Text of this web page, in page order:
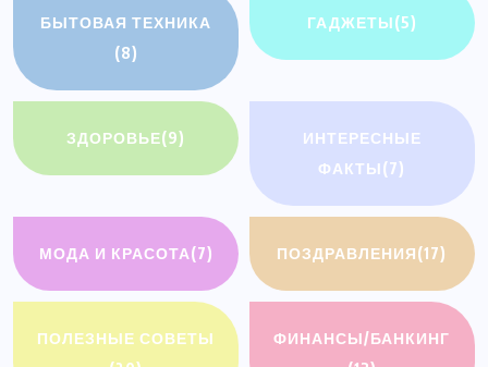
БЫТОВАЯ ТЕХНИКА
(8)
ГАДЖЕТЫ(5)
ЗДОРОВЬЕ(9)
ИНТЕРЕСНЫЕ
ФАКТЫ(7)
МОДА И КРАСОТА(7) ПОЗДРАВЛЕНИЯ(17)
ПОЛЕЗНЫЕ СОВЕТЫ
ФИНАНСЫ/БАНКИНГ